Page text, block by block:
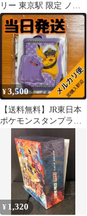
リー 東京駅 限定 ノー
トブック ブルー トラベ
ラーズノート
¥3,500
【送料無料】JR東日本
ポケモンスタンプラリ
ー2026 スペシャル版ス
タンプ帳
¥ 1,320